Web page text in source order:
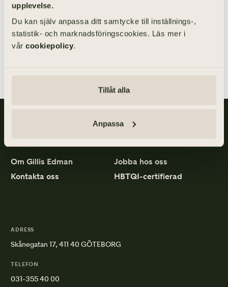
upplevelse.
Du kan själv anpassa ditt samtycke till inställnings-,
statistik- och marknadsföringscookies. Läs mer i
vår cookiepolicy.
Tillåt alla
Anpassa
ÅSA JOHANSSON
Begravningsentreprenör
Gillis Edman är en av Sveriges mest anlitade begravningsbyråer.
På våra kontor fördelade över hela Västsverige hjälper vi kunder
Om Gillis Edman
Jobba hos oss
Kontakta oss
HBTQI-certifierad
ADRESS
Skånegatan 17, 411 40 GÖTEBORG
TELEFON
031-355 40 00